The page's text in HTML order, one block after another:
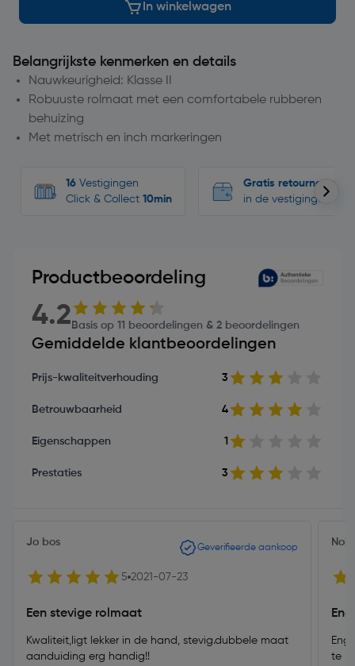
In winkelwagen
Belangrijkste kenmerken en details
Nauwkeurigheid: Klasse II
Robuuste rolmaat met een comfortabele rubberen
behuizing
Met metrisch en inch markeringen
16 Vestigingen
Click & Collect 10min
Gratis retourneren
in de vestigingen
Productbeoordeling
4.2 Basis op 11 beoordelingen & 2 beoordelingen
Gemiddelde klantbeoordelingen
Prijs-kwaliteitverhouding 3
Betrouwbaarheid 4
Eigenschappen 1
Prestaties 3
Jo bos Geverifieerde aankoop
5 2021-07-23
Een stevige rolmaat
Kwaliteit,ligt lekker in de hand, stevig.dubbele maat
aanduiding erg handig!!
te